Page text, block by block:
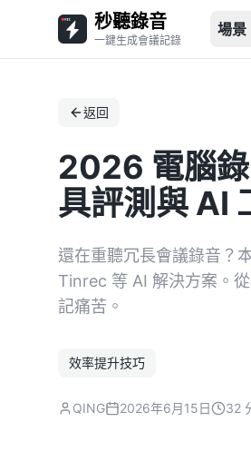
秒聽錄音
一鍵生成會議記錄
場景
返回
2026 電腦
具評測與 AI
還在重聽冗長會議錄音？
Tinrec 等 AI 解決方案。
記痛苦。
效率提升技巧
QING 2026年6月15日 32